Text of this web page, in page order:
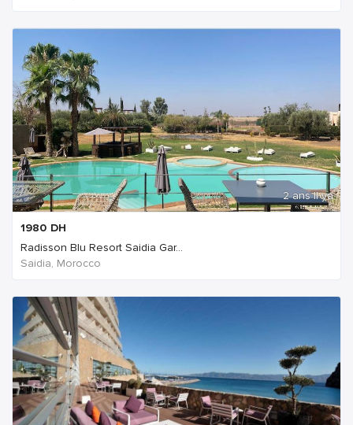
2 ans Il ya
1980 DH
Radisson Blu Resort Saidia Gar...
Saidia, Morocco